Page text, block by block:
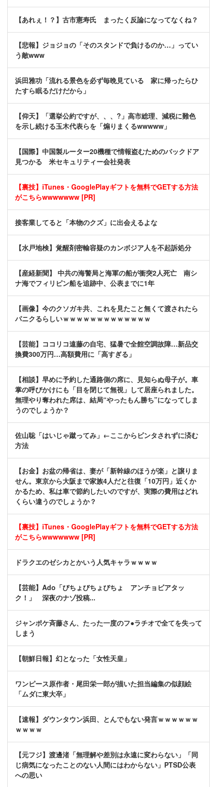
【あれぇ！？】古市憲寿氏 まったく反論になってなくね？
【悲報】ジョジョの「そのスタンドで負けるのか…」ってい
う敵www
浜田雅功「流れる景色を必ず毎晩見ている 家に帰ったらひ
たすら眠るだけだから」
【仰天】「選挙公約ですが、、、?」高市総理、減税に難色
を示し続ける玉木代表らを「煽りまくるwwwww」
【国際】中国製ルーター20機種で情報盗むためのバックドア
見つかる 米セキュリティー会社発表
【裏技】iTunes・GooglePlayギフトを無料でGETする方法
がこちらwwwwwww [PR]
接客業してると「本物のクズ」に出会えるよな
【水戸地検】覚醒剤密輸容疑のカンボジア人を不起訴処分
【産経新聞】 中共の海警局と海軍の船が衝突2人死亡 南シ
ナ海でフィリピン船を追跡中、公表までに1年
【画像】今のクソガキ共、これを見たこと無くて渡されたら
パニクるらしいｗｗｗｗｗｗｗｗｗｗｗｗｗ
【芸能】ココリコ遠藤の自宅、猛暑で全館空調故障…新品交
換費300万円…高額費用に「高すぎる」
【相談】早めに予約した通路側の席に、見知らぬ母子が。車
掌の呼びかけにも「目を閉じて無視」して居座られました。
無理やり奪われた席は、結局“やったもん勝ち”になってしま
うのでしょうか？
佐山聡「はいじゃ蹴ってみ」←ここからビンタされずに済む
方法
【お金】お盆の帰省は、妻が「新幹線のほうが楽」と譲りま
せん。東京から大阪まで家族4人だと往復「10万円」近くか
かるため、私は車で節約したいのですが、実際の費用はどれ
くらい違うのでしょうか？
【裏技】iTunes・GooglePlayギフトを無料でGETする方法
がこちらwwwwwww [PR]
ドラクエのゼシカとかいう人気キャラｗｗｗｗ
【芸能】Ado「びちょびちょびちょ アンチョビアタッ
ク！」 深夜のナゾ投稿...
ジャンポケ斉藤さん、たった一度のフ●ラチオで全てを失って
しまう
【朝鮮日報】幻となった「女性天皇」
ワンピース原作者・尾田栄一郎が描いた担当編集の似顔絵
「ムダに東大卒」
【速報】ダウンタウン浜田、とんでもない発言ｗｗｗｗｗｗ
ｗｗｗｗ
【元フジ】渡邊渚「無理解や差別は永遠に変わらない」「同
じ病気になったことのない人間にはわからない」PTSD公表
への思い